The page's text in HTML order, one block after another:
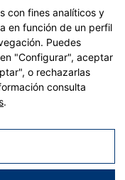
– Financiado por
el Reglamento (UE)
de 12 de febrero
con fines analíticos y
en función de un perfil
Puedes
"Configurar", aceptar
o rechazarlas
consulta
.